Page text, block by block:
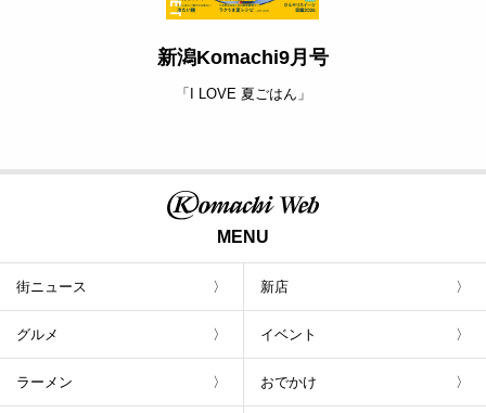
新潟Komachi9月号
「I LOVE 夏ごはん」
MENU
街ニュース 新店
グルメ イベント
ラーメン おでかけ